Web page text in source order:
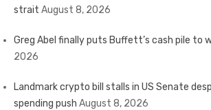
strait August 8, 2026
Greg Abel finally puts Buffett’s cash pile to
2026
Landmark crypto bill stalls in US Senate
spending push August 8, 2026